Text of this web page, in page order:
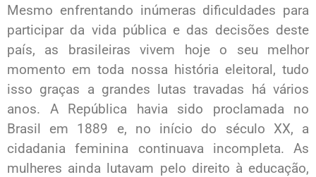
Mesmo enfrentando inúmeras dificuldades para
participar da vida pública e das decisões deste
país, as brasileiras vivem hoje o seu melhor
momento em toda nossa história eleitoral, tudo
isso graças a grandes lutas travadas há vários
anos. A República havia sido proclamada no
Brasil em 1889 e, no início do século XX, a
cidadania feminina continuava incompleta. As
mulheres ainda lutavam pelo direito à educação,